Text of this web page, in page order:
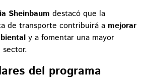
Sheinbaum destacó que la
de transporte contribuirá a mejorar
y a fomentar una mayor
del programa